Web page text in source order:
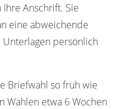
Anschrift. Sie
eine abweichende
persönlich
Briefwahl so früh wie
Wahlen etwa 6 Wochen